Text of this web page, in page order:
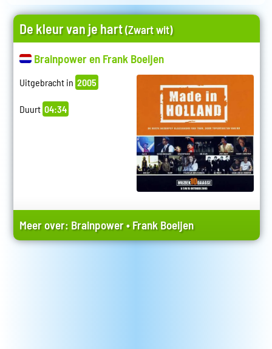
De kleur van je hart(Zwart wit)
Brainpower en Frank Boeijen
Uitgebracht in 2005
Duurt 04:34
Meer over: Brainpower•Frank Boeijen